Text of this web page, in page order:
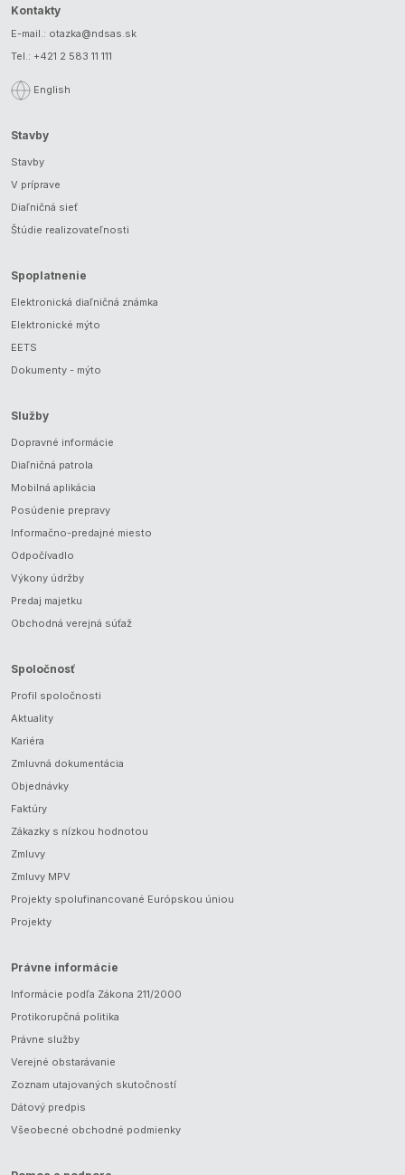
Kontakty
E-mail.: otazka@ndsas.sk
Tel.: +421 2 583 11 111
English
Stavby
Stavby
V príprave
Diaľničná sieť
Štúdie realizovateľnosti
Spoplatnenie
Elektronická diaľničná známka
Elektronické mýto
EETS
Dokumenty - mýto
Služby
Dopravné informácie
Diaľničná patrola
Mobilná aplikácia
Posúdenie prepravy
Informačno-predajné miesto
Odpočívadlo
Výkony údržby
Predaj majetku
Obchodná verejná súťaž
Spoločnosť
Profil spoločnosti
Aktuality
Kariéra
Zmluvná dokumentácia
Objednávky
Faktúry
Zákazky s nízkou hodnotou
Zmluvy
Zmluvy MPV
Projekty spolufinancované Európskou úniou
Projekty
Právne informácie
Informácie podľa Zákona 211/2000
Protikorupčná politika
Právne služby
Verejné obstarávanie
Zoznam utajovaných skutočností
Dátový predpis
Všeobecné obchodné podmienky